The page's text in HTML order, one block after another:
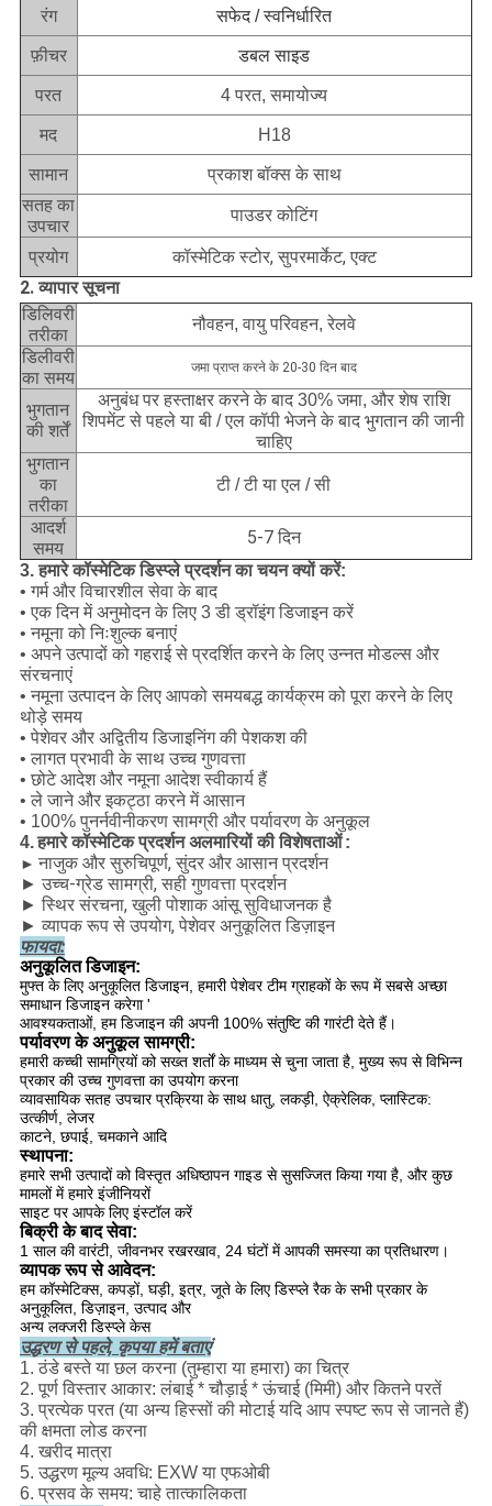
रंग सफेद / स्वनिर्धारित
फ़ीचर डबल साइड
परत 4 परत, समायोज्य
मद H18
सामान
प्रकाश बॉक्स के साथ
सतह का
उपचार
पाउडर कोटिंग
प्रयोग
कॉस्मेटिक स्टोर, सुपरमार्केट, एक्ट
2. व्यापार सूचना
डिलिवरी
तरीका
नौवहन, वायु परिवहन, रेलवे
डिलीवरी
का समय
जमा प्राप्त करने के 20-30 दिन बाद
भुगतान
की शर्तें
अनुबंध पर हस्ताक्षर करने के बाद 30% जमा, और शेष राशि
शिपमेंट से पहले या बी / एल कॉपी भेजने के बाद भुगतान की जानी
चाहिए
भुगतान
का
तरीका
टी / टी या एल / सी
आदर्श
समय
5-7 दिन
3. हमारे कॉस्मेटिक डिस्प्ले प्रदर्शन का चयन क्यों करें:
• गर्म और विचारशील सेवा के बाद
• एक दिन में अनुमोदन के लिए 3 डी ड्रॉइंग डिजाइन करें
• नमूना को निःशुल्क बनाएं
• अपने उत्पादों को गहराई से प्रदर्शित करने के लिए उन्नत मोडल्स और
संरचनाएं
• नमूना उत्पादन के लिए आपको समयबद्ध कार्यक्रम को पूरा करने के लिए
थोड़े समय
• पेशेवर और अद्वितीय डिजाइनिंग की पेशकश की
• लागत प्रभावी के साथ उच्च गुणवत्ता
• छोटे आदेश और नमूना आदेश स्वीकार्य हैं
• ले जाने और इकट्ठा करने में आसान
• 100% पुनर्नवीनीकरण सामग्री और पर्यावरण के अनुकूल
4.हमारे कॉस्मेटिक प्रदर्शन अलमारियों की विशेषताओं :
► नाजुक और सुरुचिपूर्ण, सुंदर और आसान प्रदर्शन
► उच्च-ग्रेड सामग्री, सही गुणवत्ता प्रदर्शन
► स्थिर संरचना, खुली पोशाक आंसू सुविधाजनक है
► व्यापक रूप से उपयोग, पेशेवर अनुकूलित डिज़ाइन
फायदा:
अनुकूलित डिजाइन:
मुफ्त के लिए अनुकूलित डिजाइन, हमारी पेशेवर टीम ग्राहकों के रूप में सबसे अच्छा
समाधान डिजाइन करेगा '
आवश्यकताओं, हम डिजाइन की अपनी 100% संतुष्टि की गारंटी देते हैं।
पर्यावरण के अनुकूल सामग्री:
हमारी कच्ची सामग्रियों को सख्त शर्तों के माध्यम से चुना जाता है, मुख्य रूप से विभिन्न
प्रकार की उच्च गुणवत्ता का उपयोग करना
व्यावसायिक सतह उपचार प्रक्रिया के साथ धातु, लकड़ी, ऐक्रेलिक, प्लास्टिक:
उत्कीर्ण, लेजर
काटने, छपाई, चमकाने आदि
स्थापना:
हमारे सभी उत्पादों को विस्तृत अधिष्ठापन गाइड से सुसज्जित किया गया है, और कुछ
मामलों में हमारे इंजीनियरों
साइट पर आपके लिए इंस्टॉल करें
बिक्री के बाद सेवा:
1 साल की वारंटी, जीवनभर रखरखाव, 24 घंटों में आपकी समस्या का प्रतिधारण।
व्यापक रूप से आवेदन:
हम कॉस्मेटिक्स, कपड़ों, घड़ी, इत्र, जूते के लिए डिस्प्ले रैक के सभी प्रकार के
अनुकूलित, डिज़ाइन, उत्पाद और
अन्य लक्जरी डिस्प्ले केस
उद्धरण से पहले, कृपया हमें बताएं
1. ठंडे बस्ते या छल करना (तुम्हारा या हमारा) का चित्र
2. पूर्ण विस्तार आकार: लंबाई * चौड़ाई * ऊंचाई (मिमी) और कितने परतें
3. प्रत्येक परत (या अन्य हिस्सों की मोटाई यदि आप स्पष्ट रूप से जानते हैं)
की क्षमता लोड करना
4. खरीद मात्रा
5. उद्धरण मूल्य अवधि: EXW या एफओबी
6. प्रसव के समय: चाहे तात्कालिकता